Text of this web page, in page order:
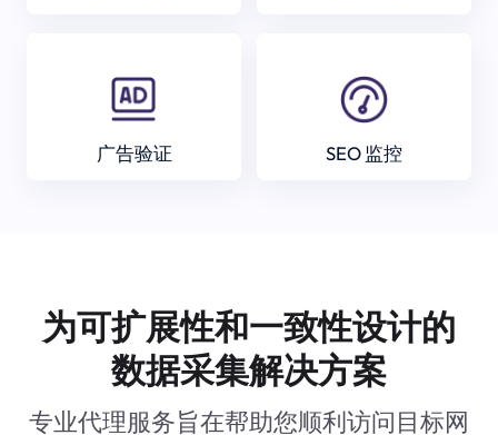
广告验证 SEO 监控
为可扩展性和一致性设计的
数据采集解决方案
专业代理服务旨在帮助您顺利访问目标网